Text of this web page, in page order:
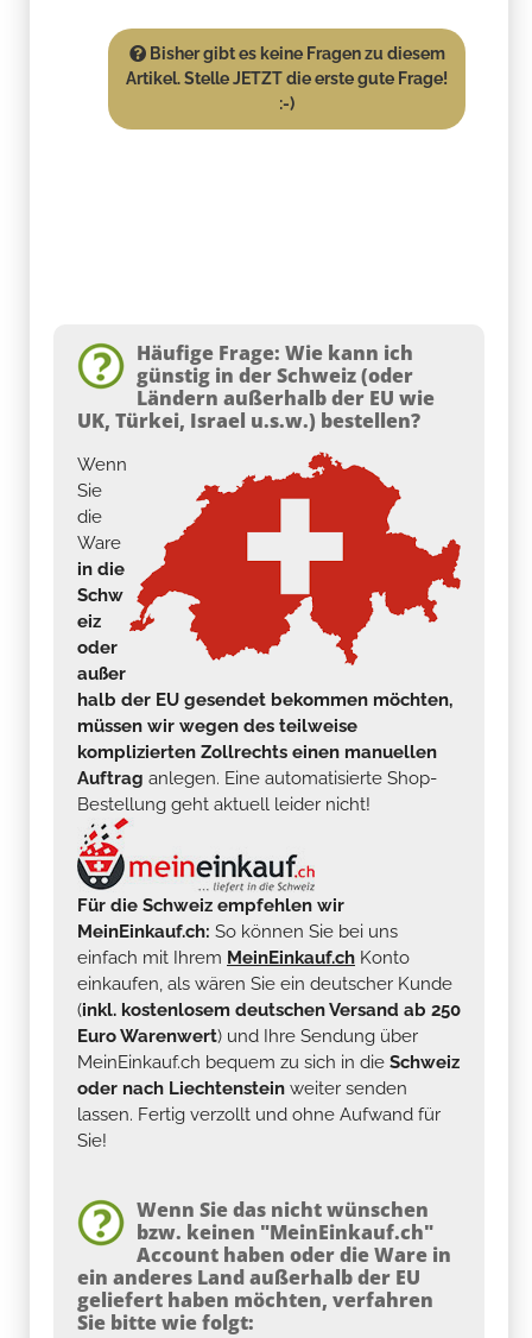
Bisher gibt es keine Fragen zu diesem
Artikel. Stelle JETZT die erste gute Frage!
:-)
Häufige Frage: Wie kann ich
günstig in der Schweiz (oder
Ländern außerhalb der EU wie
UK, Türkei, Israel u.s.w.) bestellen?
Wenn
Sie
die
Ware
in die
Schw
eiz
oder
außer
halb der EU gesendet bekommen möchten,
müssen wir wegen des teilweise
komplizierten Zollrechts einen manuellen
Auftrag anlegen. Eine automatisierte Shop-
Bestellung geht aktuell leider nicht!
Für die Schweiz empfehlen wir
MeinEinkauf.ch: So können Sie bei uns
einfach mit Ihrem MeinEinkauf.ch Konto
einkaufen, als wären Sie ein deutscher Kunde
(inkl. kostenlosem deutschen Versand ab 250
Euro Warenwert) und Ihre Sendung über
MeinEinkauf.ch bequem zu sich in die Schweiz
oder nach Liechtenstein weiter senden
lassen. Fertig verzollt und ohne Aufwand für
Sie!
Wenn Sie das nicht wünschen
bzw. keinen "MeinEinkauf.ch"
Account haben oder die Ware in
ein anderes Land außerhalb der EU
geliefert haben möchten, verfahren
Sie bitte wie folgt: